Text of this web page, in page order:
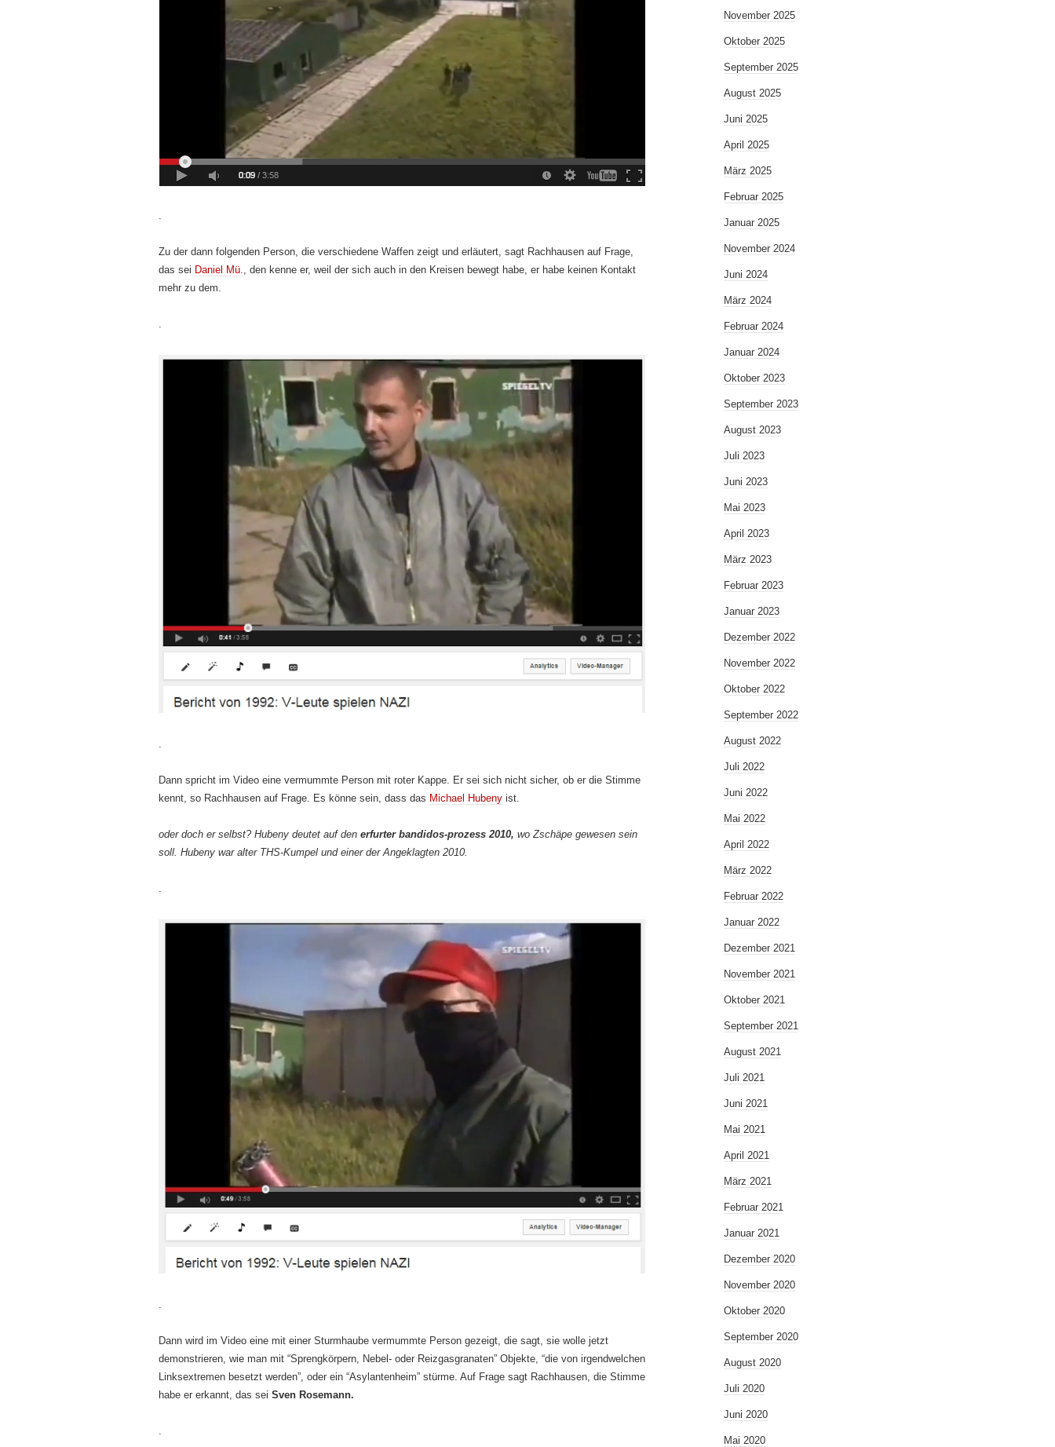
.
Zu der dann folgenden Person, die verschiedene Waffen zeigt und erläutert, sagt Rachhausen auf Frage,
das sei Daniel Mü., den kenne er, weil der sich auch in den Kreisen bewegt habe, er habe keinen Kontakt
mehr zu dem.
.
Dann spricht im Video eine vermummte Person mit roter Kappe. Er sei sich nicht sicher, ob er die Stimme
kennt, so Rachhausen auf Frage. Es könne sein, dass das Michael Hubeny ist.
oder doch er selbst? Hubeny deutet auf den erfurter bandidos-prozess 2010, wo Zschäpe gewesen sein
soll. Hubeny war alter THS-Kumpel und einer der Angeklagten 2010.
.
Dann wird im Video eine mit einer Sturmhaube vermummte Person gezeigt, die sagt, sie wolle jetzt
demonstrieren, wie man mit “Sprengkörpern, Nebel- oder Reizgasgranaten” Objekte, “die von irgendwelchen
Linksextremen besetzt werden”, oder ein “Asylantenheim” stürme. Auf Frage sagt Rachhausen, die Stimme
habe er erkannt, das sei Sven Rosemann.
.
November 2025
Oktober 2025
September 2025
August 2025
Juni 2025
April 2025
März 2025
Februar 2025
Januar 2025
November 2024
Juni 2024
März 2024
Februar 2024
Januar 2024
Oktober 2023
September 2023
August 2023
Juli 2023
Juni 2023
Mai 2023
April 2023
März 2023
Februar 2023
Januar 2023
Dezember 2022
November 2022
Oktober 2022
September 2022
August 2022
Juli 2022
Juni 2022
Mai 2022
April 2022
März 2022
Februar 2022
Januar 2022
Dezember 2021
November 2021
Oktober 2021
September 2021
August 2021
Juli 2021
Juni 2021
Mai 2021
April 2021
März 2021
Februar 2021
Januar 2021
Dezember 2020
November 2020
Oktober 2020
September 2020
August 2020
Juli 2020
Juni 2020
Mai 2020